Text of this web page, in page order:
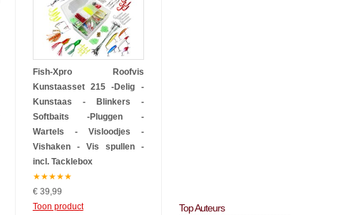
Fish-Xpro Roofvis
Kunstaasset 215 -Delig -
Kunstaas - Blinkers -
Softbaits -Pluggen -
Wartels - Visloodjes -
Vishaken - Vis spullen -
incl. Tacklebox
★★★★★
€ 39,99
Toon product
Top Auteurs